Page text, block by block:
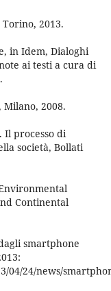
2013.
in Idem, Dialoghi
ai testi a cura di
2008.
Il processo di
società, Bollati
Continental
smartphone
24/news/